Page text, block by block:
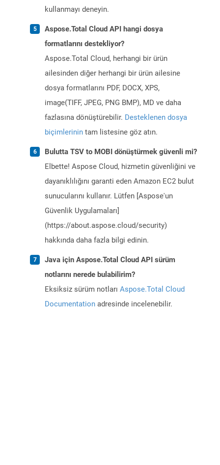
kullanmayı deneyin.
Aspose.Total Cloud API hangi dosya
formatlarını destekliyor?
Aspose.Total Cloud, herhangi bir ürün
ailesinden diğer herhangi bir ürün ailesine
dosya formatlarını PDF, DOCX, XPS,
image(TIFF, JPEG, PNG BMP), MD ve daha
fazlasına dönüştürebilir. Desteklenen dosya
biçimlerinin tam listesine göz atın.
Bulutta TSV to MOBI dönüştürmek güvenli mi?
Elbette! Aspose Cloud, hizmetin güvenliğini ve
dayanıklılığını garanti eden Amazon EC2 bulut
sunucularını kullanır. Lütfen [Aspose'un
Güvenlik Uygulamaları]
(https://about.aspose.cloud/security)
hakkında daha fazla bilgi edinin.
Java için Aspose.Total Cloud API sürüm
notlarını nerede bulabilirim?
Eksiksiz sürüm notları Aspose.Total Cloud
Documentation adresinde incelenebilir.